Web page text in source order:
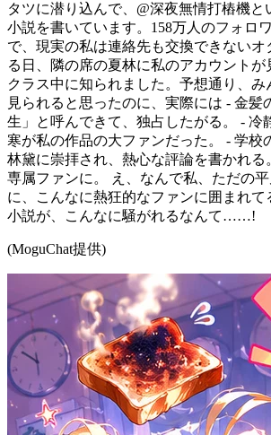
タツに潜り込んで、@深夜無情打樁機と
小説を書いています。158万人のフォロ
で、現実の私は連絡先も交換できないオ
る日、隣の席の夏林に私のアカウントが
クラス中に知られました。予想通り、
見られると思ったのに、実際には - 金髪
生」と呼んできて、独占したがる。 - 冷
寒が私の作品の大ファンだった。 - 学校
林黛に崇拝され、熱心な評論を書かれる
専属ファンに。 え、なんで私、ただの
に、こんなに熱狂的なファンに囲まれて
小説が、こんなに騒がれるなんて……!
(MoguChat提供)